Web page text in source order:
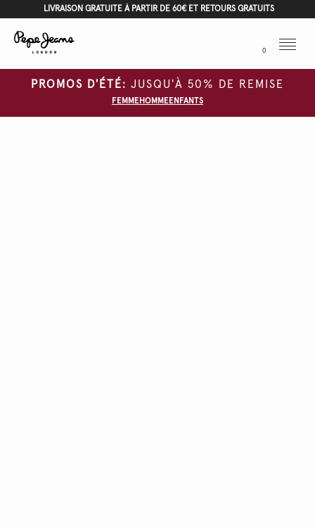
LIVRAISON GRATUITE À PARTIR DE 60€ ET RETOURS GRATUITS
0
Menu
PROMOS D'ÉTÉ: JUSQU'À 50% DE REMISE
FEMMEHOMMEENFANTS